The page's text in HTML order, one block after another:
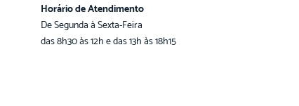
Horário de Atendimento
De Segunda à Sexta-Feira
das 8h30 às 12h e das 13h às 18h15